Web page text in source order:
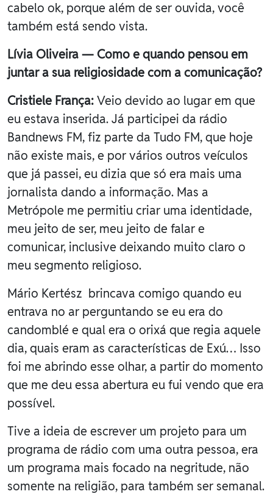
cabelo ok, porque além de ser ouvida, você
também está sendo vista.
Lívia Oliveira — Como e quando pensou em
juntar a sua religiosidade com a comunicação?
Cristiele França: Veio devido ao lugar em que
eu estava inserida. Já participei da rádio
Bandnews FM, fiz parte da Tudo FM, que hoje
não existe mais, e por vários outros veículos
que já passei, eu dizia que só era mais uma
jornalista dando a informação. Mas a
Metrópole me permitiu criar uma identidade,
meu jeito de ser, meu jeito de falar e
comunicar, inclusive deixando muito claro o
meu segmento religioso.
Mário Kertész brincava comigo quando eu
entrava no ar perguntando se eu era do
candomblé e qual era o orixá que regia aquele
dia, quais eram as características de Exú… Isso
foi me abrindo esse olhar, a partir do momento
que me deu essa abertura eu fui vendo que era
possível.
Tive a ideia de escrever um projeto para um
programa de rádio com uma outra pessoa, era
um programa mais focado na negritude, não
somente na religião, para também ser semanal.